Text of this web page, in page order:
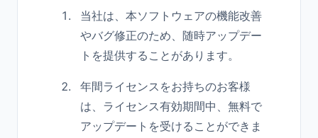
当社は、本ソフトウェアの機能改善
やバグ修正のため、随時アップデー
トを提供することがあります。
年間ライセンスをお持ちのお客様
は、ライセンス有効期間中、無料で
アップデートを受けることができま